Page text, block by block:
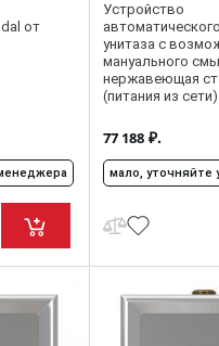
от
Устройство
унитаза с
мануального
нержавеющая
(питания из сети)
77 188 ₽.
мало, уточняйте